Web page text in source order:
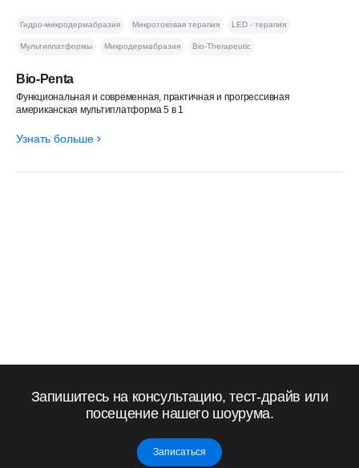
Bio-Penta
Функциональная и современная, практичная и прогрессивная
американская мультиплатформа 5 в 1
Гидро-микродермабразия Микротоковая терапия LED - терапия
Мультиплатформы Микродермабразия Bio-Therapeutic
Узнать больше
Запишитесь на консультацию, тест-драйв или
посещение нашего шоурума.
Записаться